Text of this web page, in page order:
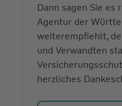
Dann sagen Sie
Agentur der
weiterempfiehlt,
und Verwandten
herzliches